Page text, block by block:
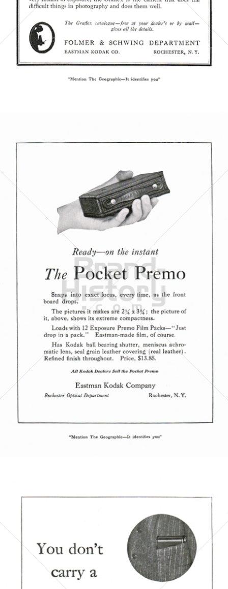
Kodak Kodak GmbH 1920